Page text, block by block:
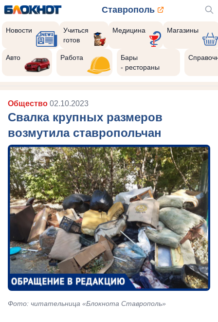
Ставрополь
Новости
Учиться
готов
Медицина Магазины
Авто Работа
Бары
- рестораны
Общество 02.10.2023
Свалка крупных размеров
возмутила ставропольчан
Фото: читательница «Блокнота Ставрополь»